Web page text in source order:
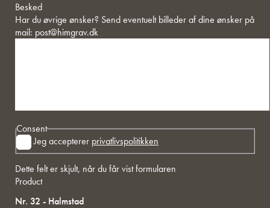
Besked
Har du øvrige ønsker? Send eventuelt billeder af dine ønsker på
mail: post@himgrav.dk
Consent
Jeg accepterer privatlivspolitikken
Dette felt er skjult, når du får vist formularen
Product